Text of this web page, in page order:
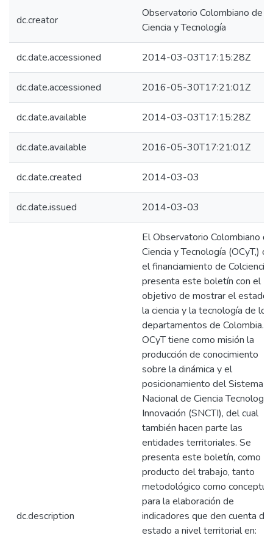
dc.creator
Observatorio Colombiano de
Ciencia y Tecnología
dc.date.accessioned 2014-03-03T17:15:28Z
dc.date.accessioned 2016-05-30T17:21:01Z
dc.date.available 2014-03-03T17:15:28Z
dc.date.available 2016-05-30T17:21:01Z
dc.date.created 2014-03-03
dc.date.issued 2014-03-03
dc.description
El Observatorio Colombiano de
Ciencia y Tecnología (OCyT,)
el financiamiento de
presenta este boletín con el
objetivo de mostrar el estado
la ciencia y la tecnología de los
departamentos de Colombia.
OCyT tiene como misión la
producción de conocimiento
sobre la dinámica y el
posicionamiento del Sistema
Nacional de Ciencia
Innovación (SNCTI), del cual
también hacen parte las
entidades territoriales. Se
presenta este boletín, como
producto del trabajo, tanto
metodológico como
para la elaboración de
indicadores que den cuenta del
estado a nivel territorial en: